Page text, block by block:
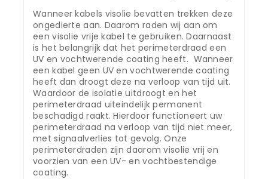
Wanneer kabels visolie bevatten trekken deze
ongedierte aan. Daarom raden wij aan om
een visolie vrije kabel te gebruiken. Daarnaast
is het belangrijk dat het perimeterdraad een
UV en vochtwerende coating heeft. Wanneer
een kabel geen UV en vochtwerende coating
heeft dan droogt deze na verloop van tijd uit.
Waardoor de isolatie uitdroogt en het
perimeterdraad uiteindelijk permanent
beschadigd raakt. Hierdoor functioneert uw
perimeterdraad na verloop van tijd niet meer,
met signaalverlies tot gevolg. Onze
perimeterdraden zijn daarom visolie vrij en
voorzien van een UV- en vochtbestendige
coating.